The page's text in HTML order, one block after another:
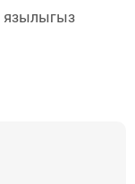
язылыгыз